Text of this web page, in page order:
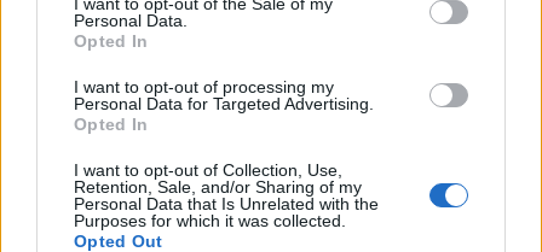
Personal Data.
Opted In
I want to opt-out of processing my
Personal Data for Targeted Advertising.
Opted In
I want to opt-out of Collection, Use,
Retention, Sale, and/or Sharing of my
Personal Data that Is Unrelated with the
Purposes for which it was collected.
Opted Out
franchigie e furto
Davide Ferraro · 4 Ago 2026
ASSICURAZIONI ONLINE